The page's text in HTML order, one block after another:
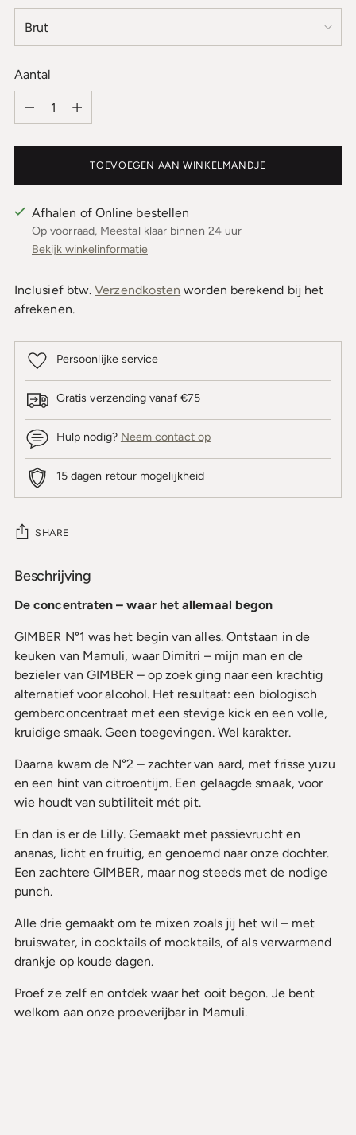
Aantal
TOEVOEGEN AAN WINKELMANDJE
Afhalen of Online bestellen
Op voorraad, Meestal klaar binnen 24 uur
Bekijk winkelinformatie
Inclusief btw.Verzendkosten worden berekend bij het
afrekenen.
Persoonlijke service
Gratis verzending vanaf €75
Hulp nodig? Neem contact op
15 dagen retour mogelijkheid
SHARE
Product
toegevoegd
aan
uw
winkelmandje
Beschrijving
De concentraten – waar het allemaal begon
GIMBER N°1 was het begin van alles. Ontstaan in de
keuken van Mamuli, waar Dimitri – mijn man en de
bezieler van GIMBER – op zoek ging naar een krachtig
alternatief voor alcohol. Het resultaat: een biologisch
gemberconcentraat met een stevige kick en een volle,
kruidige smaak. Geen toegevingen. Wel karakter.
Daarna kwam de N°2 – zachter van aard, met frisse yuzu
en een hint van citroentijm. Een gelaagde smaak, voor
wie houdt van subtiliteit mét pit.
En dan is er de Lilly. Gemaakt met passievrucht en
ananas, licht en fruitig, en genoemd naar onze dochter.
Een zachtere GIMBER, maar nog steeds met de nodige
punch.
Alle drie gemaakt om te mixen zoals jij het wil – met
bruiswater, in cocktails of mocktails, of als verwarmend
drankje op koude dagen.
Proef ze zelf en ontdek waar het ooit begon. Je bent
welkom aan onze proeverijbar in Mamuli.